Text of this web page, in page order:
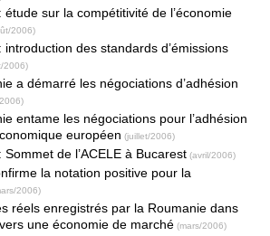
étude sur la compétitivité de l’économie
2006)
introduction des standards d’émissions
2006)
a démarré les négociations d’adhésion
entame les négociations pour l’adhésion
européen (juillet/2006)
Sommet de l’ACELE à Bucarest (avril/2006)
la notation positive pour la
2006)
réels enregistrés par la Roumanie dans
une économie de marché (mars/2006)